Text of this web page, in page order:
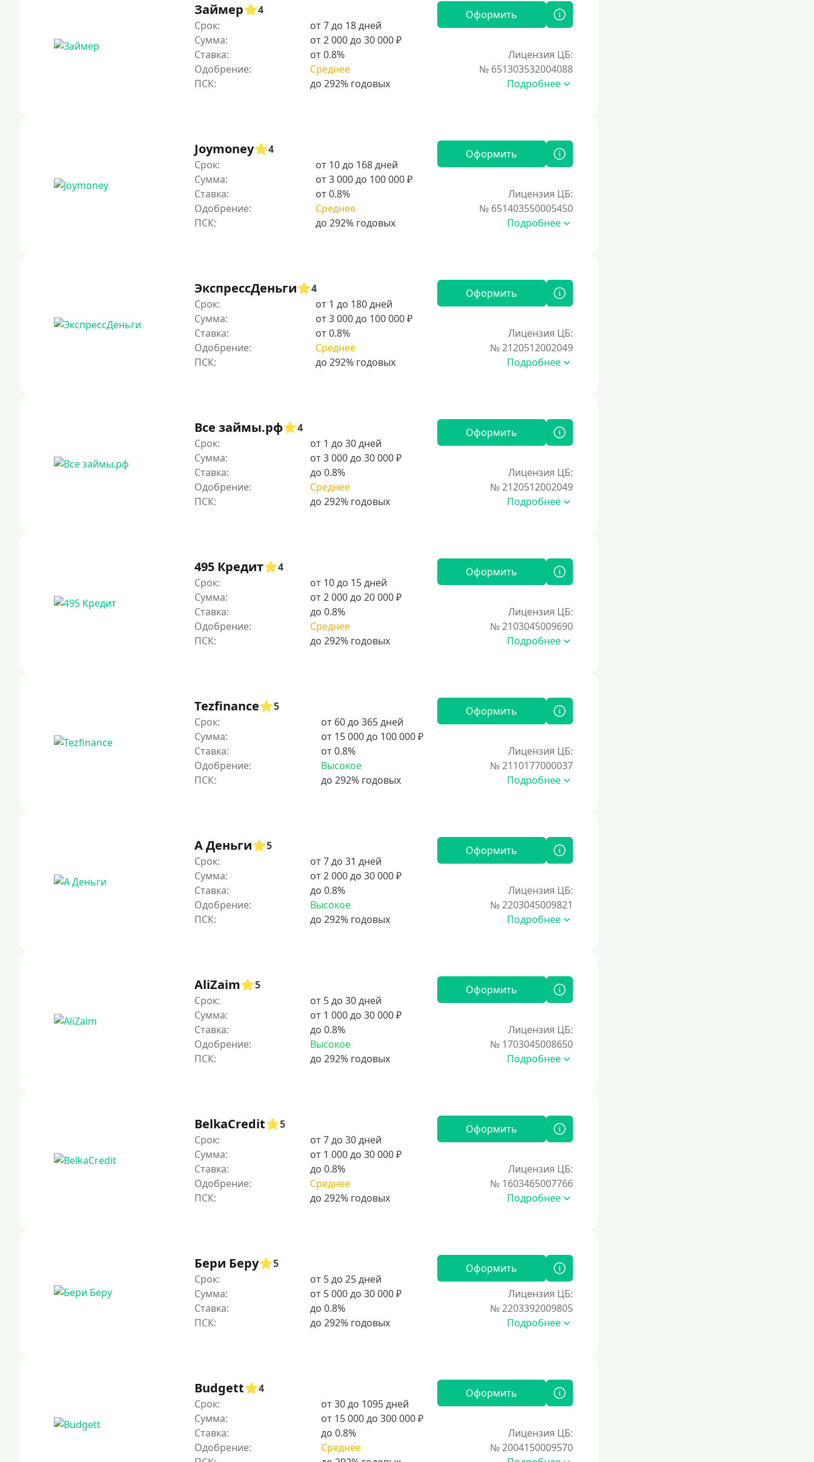
Займер
4
Срок:
от 7 до 18 дней
Сумма:
от 2 000 до 30 000 ₽
Ставка:
от 0.8%
Одобрение:
Среднее
Оформить
Лицензия ЦБ:
№ 651303532004088
Подробнее
Joymoney
4
Срок:
от 10 до 168 дней
Сумма:
от 3 000 до 100 000 ₽
Ставка:
от 0.8%
Одобрение:
Среднее
Оформить
Лицензия ЦБ:
№ 651403550005450
Подробнее
ЭкспрессДеньги
4
Срок:
от 1 до 180 дней
Сумма:
от 3 000 до 100 000 ₽
Ставка:
от 0.8%
Одобрение:
Среднее
Оформить
Лицензия ЦБ:
№ 2120512002049
Подробнее
Все займы.рф
4
Срок:
от 1 до 30 дней
Сумма:
от 3 000 до 30 000 ₽
Ставка:
до 0.8%
Одобрение:
Среднее
Оформить
Лицензия ЦБ:
№ 2120512002049
Подробнее
495 Кредит
4
Срок:
от 10 до 15 дней
Сумма:
от 2 000 до 20 000 ₽
Ставка:
до 0.8%
Одобрение:
Среднее
Оформить
Лицензия ЦБ:
№ 2103045009690
Подробнее
Tezfinance
5
Срок:
от 60 до 365 дней
Сумма:
от 15 000 до 100 000 ₽
Ставка:
от 0.8%
Одобрение:
Высокое
Оформить
Лицензия ЦБ:
№ 2110177000037
Подробнее
А Деньги
5
Срок:
от 7 до 31 дней
Сумма:
от 2 000 до 30 000 ₽
Ставка:
до 0.8%
Одобрение:
Высокое
Оформить
Лицензия ЦБ:
№ 2203045009821
Подробнее
AliZaim
5
Срок:
от 5 до 30 дней
Сумма:
от 1 000 до 30 000 ₽
Ставка:
до 0.8%
Одобрение:
Высокое
Оформить
Лицензия ЦБ:
№ 1703045008650
Подробнее
BelkaCredit
5
Срок:
от 7 до 30 дней
Сумма:
от 1 000 до 30 000 ₽
Ставка:
до 0.8%
Одобрение:
Среднее
Оформить
Лицензия ЦБ:
№ 1603465007766
Подробнее
Бери Беру
5
Срок:
от 5 до 25 дней
Сумма:
от 5 000 до 30 000 ₽
Ставка:
до 0.8%
Оформить
Лицензия ЦБ:
№ 2203392009805
Подробнее
Budgett
4
Срок:
от 30 до 1095 дней
Сумма:
от 15 000 до 300 000 ₽
Ставка:
до 0.8%
Одобрение:
Среднее
Оформить
Лицензия ЦБ:
№ 2004150009570